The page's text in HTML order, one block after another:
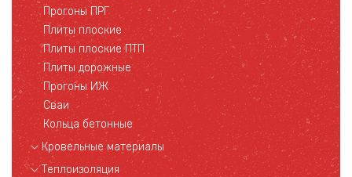
Прогоны ПРГ
Плиты плоские
Плиты плоские ПТП
Плиты дорожные
Прогоны ИЖ
Сваи
Кольца бетонные
Кровельные материалы
Теплоизоляция